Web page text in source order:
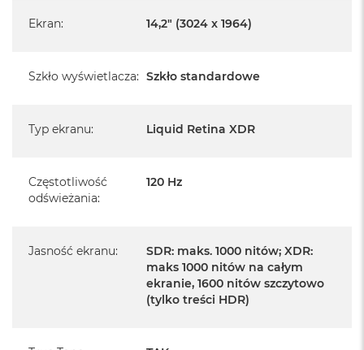
Posiada pełną, 12 miesięczną gwarancję
producenta
serwisowym Apple na terenie całego świata.
Szczegółowe informacje na ten temat uzyskają Państwo
Posiada fabryczne opakowanie
Język polski wybieramy przy pierwszym uruchomieniu
Ekran: 14,2" (3024 x 1964)
Szkło wyświetlacza: Szkło standardowe
Typ ekranu: Liquid Retina XDR
Częstotliwość
odświeżania:
120 Hz
Jasność ekranu:
SDR: maks. 1000 nitów; XDR:
maks 1000 nitów na całym
ekranie, 1600 nitów szczytowo
(tylko treści HDR)